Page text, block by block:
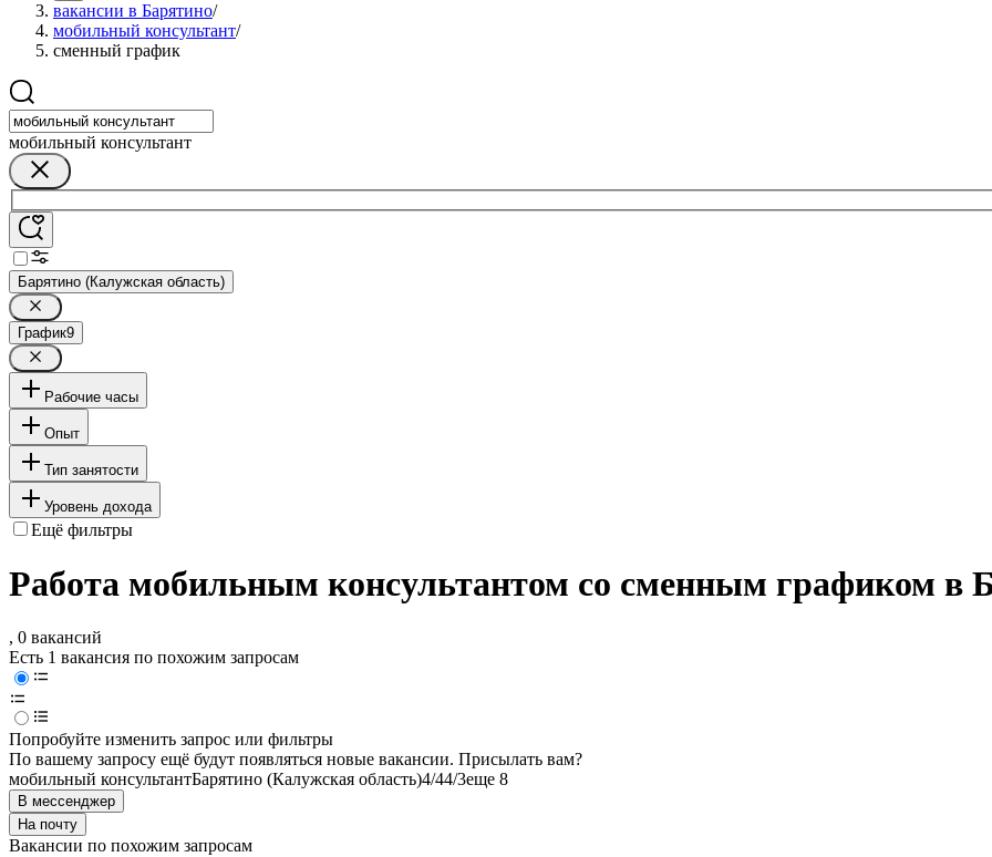
вакансии в Барятино/
мобильный консультант/
сменный график
мобильный консультант
Барятино (Калужская область)
График9
Рабочие часы
Опыт
Тип занятости
Уровень дохода
Ещё фильтры
Работа мобильным консультантом со сменным графиком в
, 0 вакансий
Есть 1 вакансия по похожим запросам
Попробуйте изменить запрос или фильтры
По вашему запросу ещё будут появляться новые вакансии. Присылать вам?
мобильный консультантБарятино (Калужская область)4/44/3еще 8
В мессенджер
На почту
Вакансии по похожим запросам